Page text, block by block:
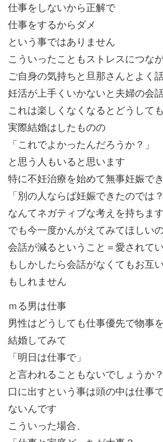
仕事をしないから正解で
仕事をするからダメ
という事ではありません
こういったこともストレスにつな
ご自身の気持ちと旦那さんとよく
妊活が上手くいかないと夫婦の会
これは楽しくなくなるとどうして
実際結婚はしたものの
「これでよかったんだろうか？」
と思う人もいると思います
特に不妊治療を始めて無事妊娠で
「別の人ならば妊娠できたのでは？
なんてネガティブな考えを持ちます
でも今一度かんがえてみてほしいの
会話が減るということ＝愛されて
もしかしたら会話がなくてもお互
もしれません
ｍる男は仕事
男性はどうしても仕事優先で物事
結婚してみて
「明日は仕事で」
と言われることもないでしょうか？
口に出すという事は頭の中は仕事
ないんです
こういった場合、